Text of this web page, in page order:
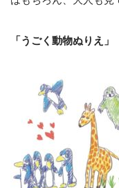
「うごく動物ぬりえ」